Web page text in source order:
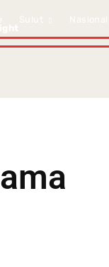
Sulut Nasional